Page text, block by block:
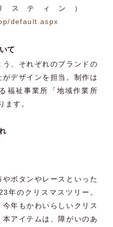
リスティン）
default.aspx
て
、それぞれのブランドの
デザインを担当。制作は
福祉事業所「地域作業所
ます。
ボタンやレースといった
年のクリスマスツリー。
年もかわいらしいクリス
アイテムは、障がいのあ